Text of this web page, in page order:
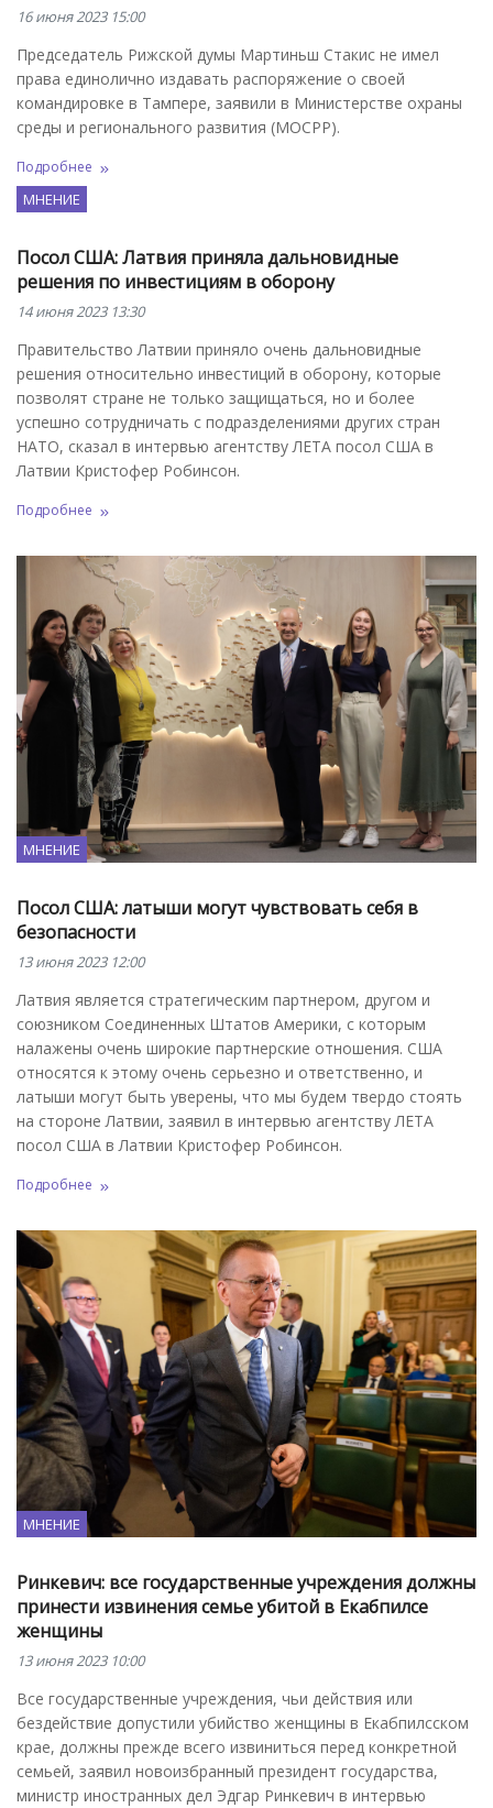
16 июня 2023 15:00
Председатель Рижской думы Мартиньш Стакис не имел
права единолично издавать распоряжение о своей
командировке в Тампере, заявили в Министерстве охраны
среды и регионального развития (МОСРР).
Подробнее
МНЕНИЕ
Посол США: Латвия приняла дальновидные
решения по инвестициям в оборону
14 июня 2023 13:30
Правительство Латвии приняло очень дальновидные
решения относительно инвестиций в оборону, которые
позволят стране не только защищаться, но и более
успешно сотрудничать с подразделениями других стран
НАТО, сказал в интервью агентству ЛЕТА посол США в
Латвии Кристофер Робинсон.
Подробнее
МНЕНИЕ
Посол США: латыши могут чувствовать себя в
безопасности
13 июня 2023 12:00
Латвия является стратегическим партнером, другом и
союзником Соединенных Штатов Америки, с которым
налажены очень широкие партнерские отношения. США
относятся к этому очень серьезно и ответственно, и
латыши могут быть уверены, что мы будем твердо стоять
на стороне Латвии, заявил в интервью агентству ЛЕТА
посол США в Латвии Кристофер Робинсон.
Подробнее
МНЕНИЕ
Ринкевич: все государственные учреждения должны
принести извинения семье убитой в Екабпилсе
женщины
13 июня 2023 10:00
Все государственные учреждения, чьи действия или
бездействие допустили убийство женщины в Екабпилсском
крае, должны прежде всего извиниться перед конкретной
семьей, заявил новоизбранный президент государства,
министр иностранных дел Эдгар Ринкевич в интервью